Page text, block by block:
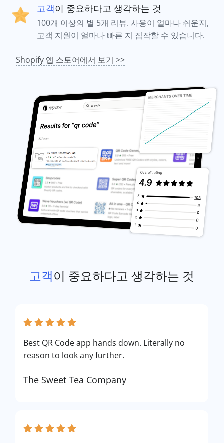
고객이 중요하다고 생각하는 것
100개 이상의 별 5개 리뷰. 사용이 얼마나 쉬운지,
고객 지원이 얼마나 빠른 지 짐작할 수 있습니다.
Shopify 앱 스토어에서 보기 >>
고객이 중요하다고 생각하는 것
Best QR Code app hands down. Literally no
reason to look any further.
The Sweet Tea Company